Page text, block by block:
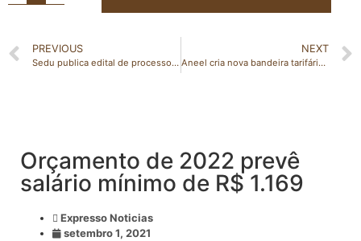
PREVIOUS
Sedu publica edital de processo seletivo para função de diretor escolar
NEXT
Aneel cria nova bandeira tarifária, e conta de luz fica mais cara
Orçamento de 2022 prevê
salário mínimo de R$ 1.169
Expresso Noticias
setembro 1, 2021